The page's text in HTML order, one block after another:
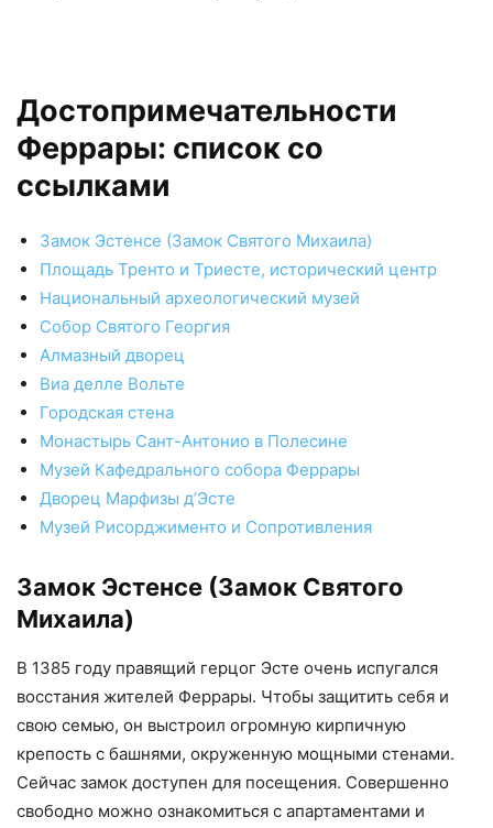
Достопримечательности
Феррары: список со
ссылками
Замок Эстенсе (Замок Святого Михаила)
Площадь Тренто и Триесте, исторический центр
Национальный археологический музей
Собор Святого Георгия
Алмазный дворец
Виа делле Вольте
Городская стена
Монастырь Сант-Антонио в Полесине
Музей Кафедрального собора Феррары
Дворец Марфизы д’Эсте
Музей Рисорджименто и Сопротивления
Замок Эстенсе (Замок Святого
Михаила)
В 1385 году правящий герцог Эсте очень испугался
восстания жителей Феррары. Чтобы защитить себя и
свою семью, он выстроил огромную кирпичную
крепость с башнями, окруженную мощными стенами.
Сейчас замок доступен для посещения. Совершенно
свободно можно ознакомиться с апартаментами и